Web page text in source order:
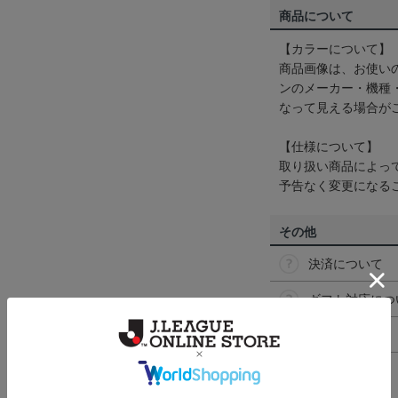
商品について
【カラーについて】
商品画像は、お使い
ンのメーカー・機種
なって見える場合が
【仕様について】
取り扱い商品によっ
予告なく変更になる
その他
決済について
ギフト対応につ